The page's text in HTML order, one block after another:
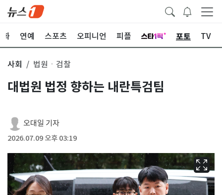
화 연예 스포츠 오피니언 피플 포토 TV
사회 법원ㆍ검찰
대법원 법정 향하는 내란특검팀
오대일 기자
2026.07.09 오후 03:19